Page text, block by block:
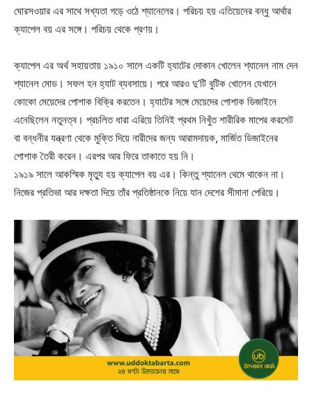
ঘোরসওয়ার এর সাথে সখ্যতা গড়ে ওঠে শ্যানেলের। পরিচয় হয় এতিয়েনের বন্ধু আর্থার
ক্যাপেল বয় এর সঙ্গে। পরিচয় থেকে প্রণয়।
ক্যাপেল এর অর্থ সহায়তায় ১৯১০ সালে একটি হ্যাটের দোকান খোলেন শ্যানেল নাম দেন
শ্যানেল মোড। সফল হন হ্যাট ব্যবসায়ে। পরে আরও দু’টি বুটিক খোলেন যেখানে
কোকো মেয়েদের পোশাক বিক্রি করতেন। হ্যাটের সঙ্গে মেয়েদের পোশাক ডিজাইনে
এনেছিলেন নতুনত্ব। প্রচলিত ধারা এরিয়ে তিনিই প্রথম নিখুঁত শারীরিক মাপের করসেট
বা বন্ধনীর যন্ত্রণা থেকে মুক্তি দিয়ে নারীদের জন্য আরামদায়ক, মার্জিত ডিজাইনের
পোশাক তৈরী করেন। এরপর আর ফিরে তাকাতে হয় নি।
১৯১৯ সালে আকস্মিক মৃত্যু হয় ক্যাপেল বয় এর। কিন্তু শ্যানেল থেমে থাকেন না।
নিজের প্রতিভা আর দক্ষতা দিয়ে তাঁর প্রতিষ্ঠানকে নিয়ে যান দেশের সীমানা পেরিয়ে।